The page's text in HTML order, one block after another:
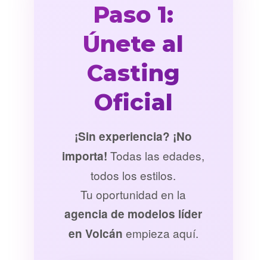
Paso 1:
Únete al
Casting
Oficial
¡Sin experiencia? ¡No
importa! Todas las edades,
todos los estilos.
Tu oportunidad en la
agencia de modelos líder
en Volcán empieza aquí.